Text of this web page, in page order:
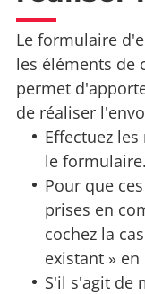
Le formulaire
les éléments de
permet
de réaliser
Effectuez
le formulaire.
Pour que
prises en
cochez la
existant »
S'il s'agit de